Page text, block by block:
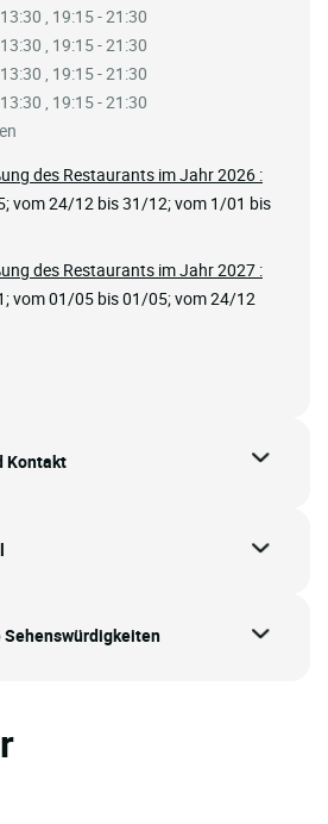
, 19:15 - 21:30
, 19:15 - 21:30
, 19:15 - 21:30
, 19:15 - 21:30
des Restaurants im Jahr 2026 :
vom 24/12 bis 31/12; vom 1/01 bis
des Restaurants im Jahr 2027 :
vom 01/05 bis 01/05; vom 24/12
Kontakt